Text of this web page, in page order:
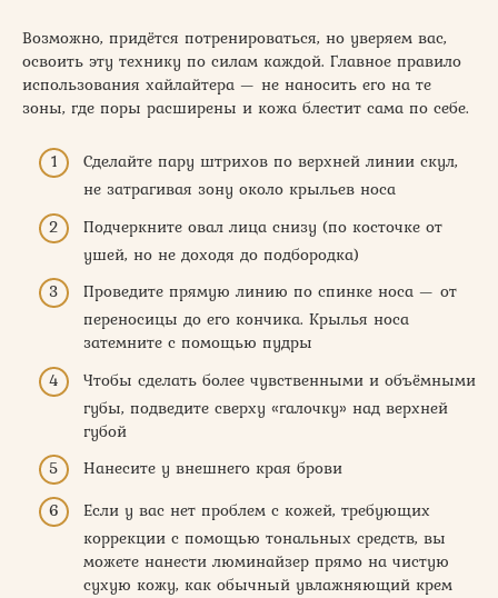
Возможно, придётся потренироваться, но уверяем вас,
освоить эту технику по силам каждой. Главное правило
использования хайлайтера — не наносить его на те
зоны, где поры расширены и кожа блестит сама по себе.
Сделайте пару штрихов по верхней линии скул,
не затрагивая зону около крыльев носа
Подчеркните овал лица снизу (по косточке от
ушей, но не доходя до подбородка)
Проведите прямую линию по спинке носа — от
переносицы до его кончика. Крылья носа
затемните с помощью пудры
Чтобы сделать более чувственными и объёмными
губы, подведите сверху «галочку» над верхней
губой
Нанесите у внешнего края брови
Если у вас нет проблем с кожей, требующих
коррекции с помощью тональных средств, вы
можете нанести люминайзер прямо на чистую
сухую кожу, как обычный увлажняющий крем